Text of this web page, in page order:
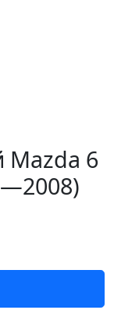
Mazda 6